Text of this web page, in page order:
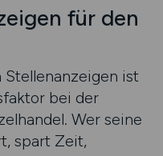
für den
ist
bei der
Wer seine
spart Zeit,